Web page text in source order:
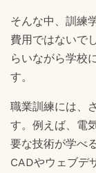
そんな中、訓練
費用ではないで
らいながら学校
す。
職業訓練には、
す。例えば、電
要な技術が学べ
CADやウェブデ